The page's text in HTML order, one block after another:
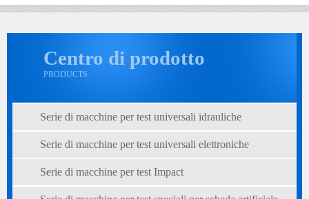
Centro di prodotto
PRODUCTS
Serie di macchine per test universali idrauliche
Serie di macchine per test universali elettroniche
Serie di macchine per test Impact